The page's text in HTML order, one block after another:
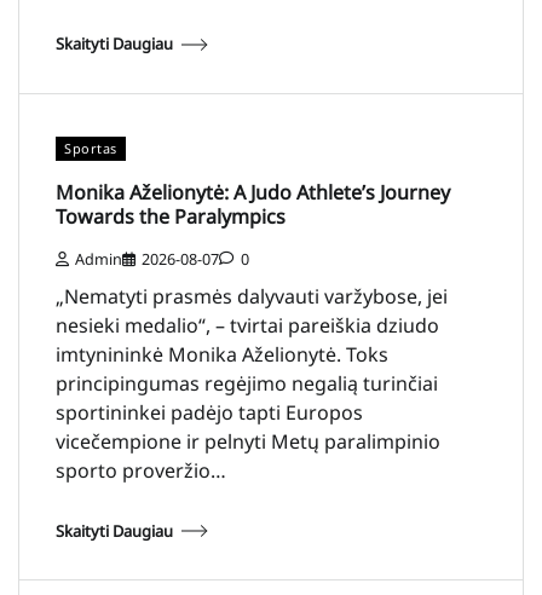
Skaityti Daugiau
Sportas
Monika Aželionytė: A Judo Athlete’s Journey
Towards the Paralympics
Admin 2026-08-07 0
„Nematyti prasmės dalyvauti varžybose, jei
nesieki medalio“, – tvirtai pareiškia dziudo
imtynininkė Monika Aželionytė. Toks
principingumas regėjimo negalią turinčiai
sportininkei padėjo tapti Europos
vicečempione ir pelnyti Metų paralimpinio
sporto proveržio…
Skaityti Daugiau